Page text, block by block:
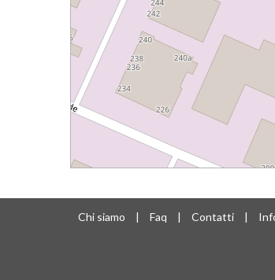
Chi siamo | Faq | Contatti |